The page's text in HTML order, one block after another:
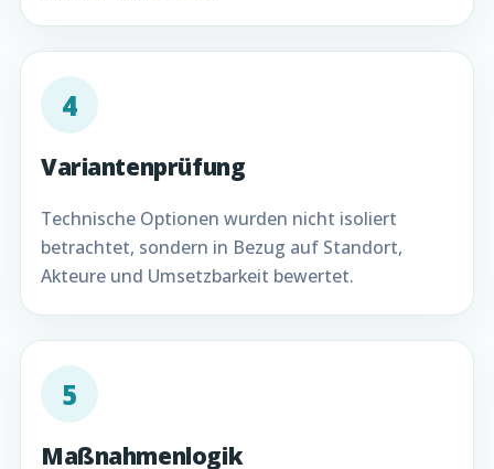
4
Variantenprüfung
Technische Optionen wurden nicht isoliert
betrachtet, sondern in Bezug auf Standort,
Akteure und Umsetzbarkeit bewertet.
5
Maßnahmenlogik